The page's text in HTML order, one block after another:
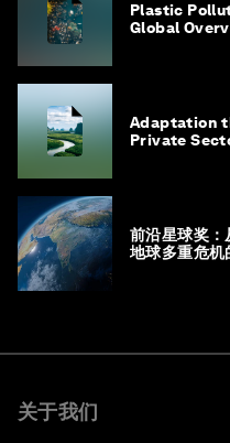
Plastic
Global
Adaptation
Private
前沿星球奖：
地球多重危机
关于我们